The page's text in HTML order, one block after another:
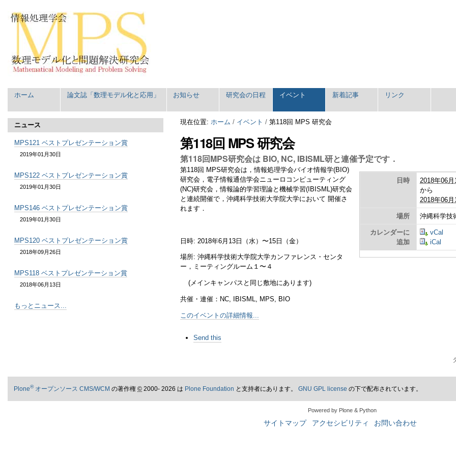
ン
テ
に
飛
|
ナ
ビ
ゲ
ー
シ
に
ー
ソ
ツ
ー
Navigation
ホーム 論文誌「数理モデル化と応用」 お知らせ 研究会の日程 イベント 新着記事 リンク
現在位置: ホーム / イベント /第118回 MPS 研究会
第118回 MPS 研究会
第118回MPS研究会は BIO, NC, IBISML研と連催予定です．
日時
2018年06
から
2018年06
場所 沖縄科学技
カレンダーに
追加
vCal
iCal
第118回 MPS研究会は，情報処理学会バイオ情報学(BIO)
研究会，電子情報通信学会ニューロコンピューティング
(NC)研究会，情報論的学習理論と機械学習(IBISML)研究会
と連続開催で，沖縄科学技術大学院大学において 開催さ
れます．
日時: 2018年6月13日（水）〜15日（金）
場所: 沖縄科学技術大学院大学カンファレンス・センタ
ー， ミーティングルーム１〜４
(メインキャンパスと同じ敷地にあります)
共催・連催：NC, IBISML, MPS, BIO
このイベントの詳細情報...
キ
ト
ア
Send this
ニュース
MPS121 ベストプレゼンテーション賞
2019年01月30日
MPS122 ベストプレゼンテーション賞
2019年01月30日
MPS146 ベストプレゼンテーション賞
2019年01月30日
MPS120 ベストプレゼンテーション賞
2018年09月26日
MPS118 ベストプレゼンテーション賞
2018年06月13日
もっとニュース...
Plone®オープンソース CMS/WCM の著作権© 2000- 2026 は Plone Foundation と支持者にあります。GNU GPL license の下で配布されています。
Powered by Plone & Python
サイトマップ アクセシビリティ お問い合わせ